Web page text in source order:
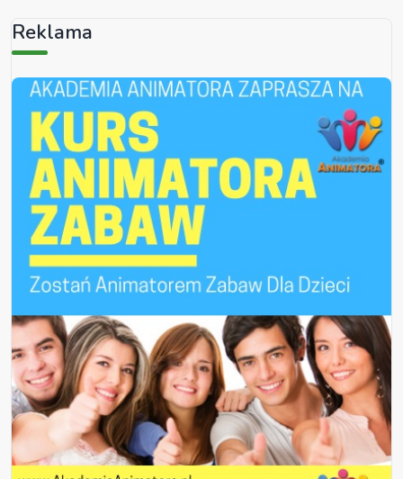
Reklama